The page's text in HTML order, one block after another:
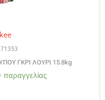
ΓΚΡΙ ΛΟΥΡΙ 15.8kg
παραγγελίας